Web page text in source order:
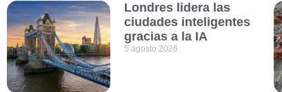
Londres lidera las
ciudades inteligentes
gracias a la IA
5 agosto 2026